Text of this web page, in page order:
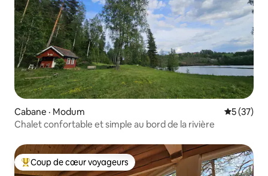
Cabane · Modum Note
5 (37)
Chalet confortable et simple au bord de la rivière
Coup de cœur voyageurs parmi les plus aimés
Coup de cœur voyageurs